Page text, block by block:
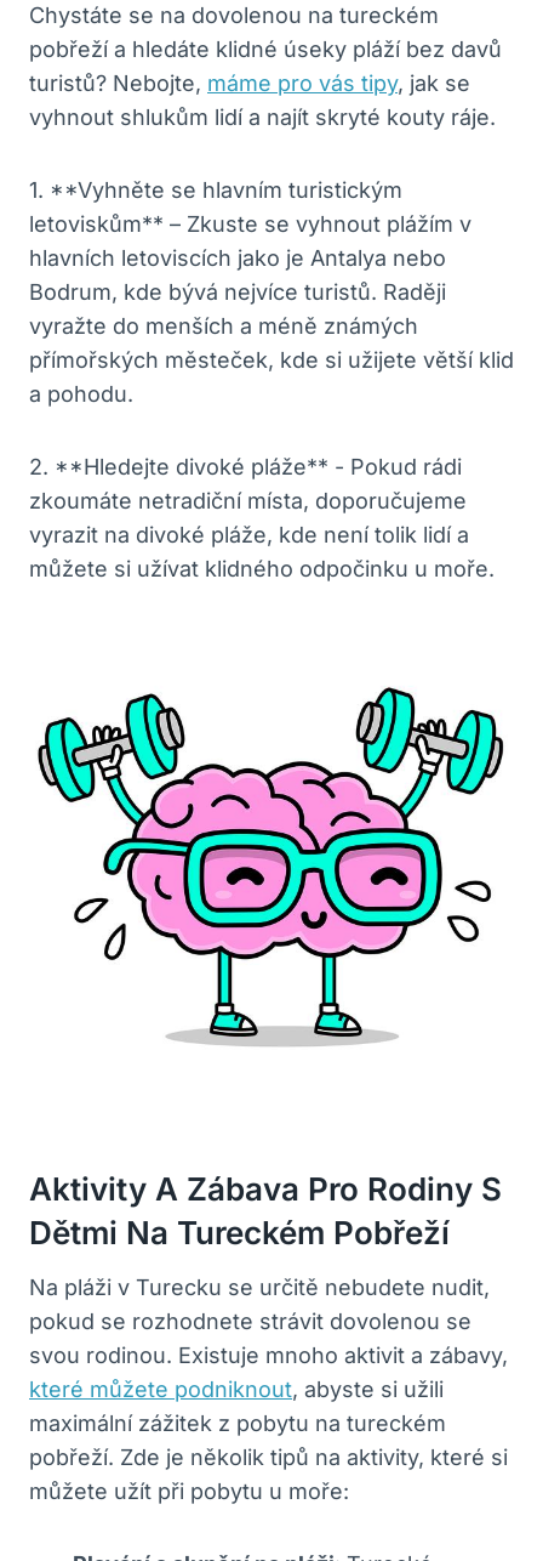
Chystáte se na dovolenou ‌na tureckém
pobřeží a hledáte klidné úseky pláží bez davů⁣
turistů? Nebojte, máme pro vás tipy, ⁣jak se
vyhnout ​shlukům lidí a najít⁤ skryté kouty⁣ ráje.
1. **Vyhněte se ​hlavním turistickým
letoviskům**⁤ – Zkuste se vyhnout plážím v
hlavních letoviscích jako je Antalya nebo‍
Bodrum, ‌kde bývá ⁢nejvíce ⁤turistů. Raději
vyražte do ⁤menších a méně známých
‌přímořských‌ městeček, kde si užijete ⁣větší klid
‌a ‍pohodu.
2.​ **Hledejte divoké pláže** ⁢- ⁣Pokud ​rádi
zkoumáte⁣ netradiční místa, doporučujeme​
vyrazit na divoké pláže, ⁣kde není tolik ‍lidí a
⁤můžete si užívat klidného odpočinku‌ u moře.
Aktivity A Zábava Pro Rodiny⁣ S‍
Dětmi Na Tureckém ⁣pobřeží
Na pláži v Turecku se určitě nebudete nudit,
pokud se rozhodnete strávit dovolenou⁣ se
svou rodinou. Existuje mnoho​ aktivit a zábavy,
které můžete podniknout, abyste si užili
maximální ⁢zážitek​ z​ pobytu na tureckém
pobřeží. Zde je několik tipů na⁣ aktivity, které si‌
můžete užít při pobytu u moře: